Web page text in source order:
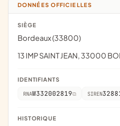
DONNÉES OFFICIELLES
SIÈGE
Bordeaux (33800)
13 IMP SAINT JEAN, 33000
IDENTIFIANTS
RNAW332002819 SIREN
HISTORIQUE